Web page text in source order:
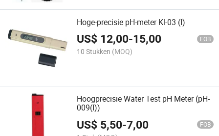
Hoge-precisie pH-meter Kl-03 (I)
US$ 12,00-15,00 FOB
10 Stukken (MOQ)
Hoogprecisie Water Test pH Meter (pH-
009(I))
US$ 5,50-7,00 FOB